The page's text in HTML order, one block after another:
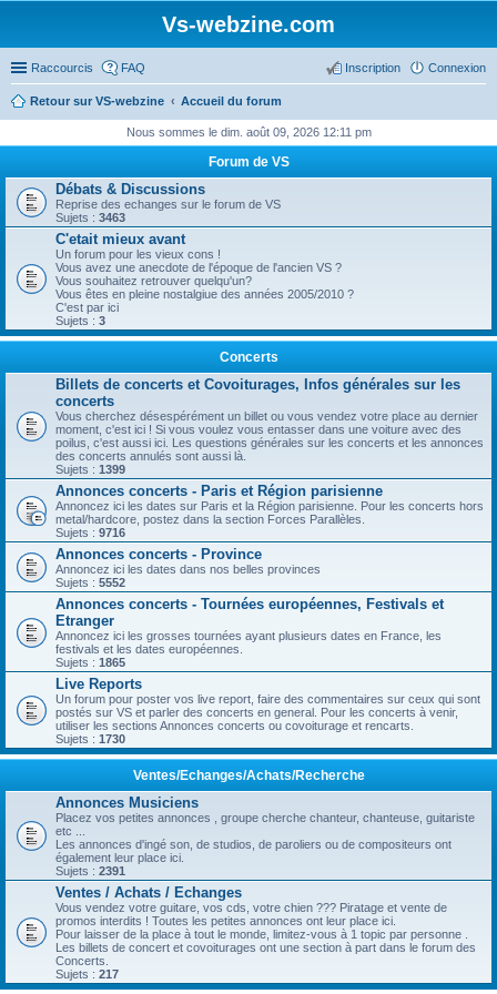
Vs-webzine.com
Raccourcis FAQ Connexion
Inscription
Retour sur VS-webzine Accueil du forum
Nous sommes le dim. août 09, 2026 12:11 pm
Forum de VS
Débats & Discussions
Reprise des echanges sur le forum de VS
Sujets : 3463
C'etait mieux avant
Un forum pour les vieux cons !
Vous avez une anecdote de l'époque de l'ancien VS ?
Vous souhaitez retrouver quelqu'un?
Vous êtes en pleine nostalgiue des années 2005/2010 ?
C'est par ici
Sujets : 3
Concerts
Billets de concerts et Covoiturages, Infos générales sur les
concerts
Vous cherchez désespérément un billet ou vous vendez votre place au dernier
moment, c'est ici ! Si vous voulez vous entasser dans une voiture avec des
poilus, c'est aussi ici. Les questions générales sur les concerts et les annonces
des concerts annulés sont aussi là.
Sujets : 1399
Annonces concerts - Paris et Région parisienne
Annoncez ici les dates sur Paris et la Région parisienne. Pour les concerts hors
metal/hardcore, postez dans la section Forces Parallèles.
Sujets : 9716
Annonces concerts - Province
Annoncez ici les dates dans nos belles provinces
Sujets : 5552
Annonces concerts - Tournées européennes, Festivals et
Etranger
Annoncez ici les grosses tournées ayant plusieurs dates en France, les
festivals et les dates européennes.
Sujets : 1865
Live Reports
Un forum pour poster vos live report, faire des commentaires sur ceux qui sont
postés sur VS et parler des concerts en general. Pour les concerts à venir,
utiliser les sections Annonces concerts ou covoiturage et rencarts.
Sujets : 1730
Ventes/Echanges/Achats/Recherche
Annonces Musiciens
Placez vos petites annonces , groupe cherche chanteur, chanteuse, guitariste
etc ...
Les annonces d'ingé son, de studios, de paroliers ou de compositeurs ont
également leur place ici.
Sujets : 2391
Ventes / Achats / Echanges
Vous vendez votre guitare, vos cds, votre chien ??? Piratage et vente de
promos interdits ! Toutes les petites annonces ont leur place ici.
Pour laisser de la place à tout le monde, limitez-vous à 1 topic par personne .
Les billets de concert et covoiturages ont une section à part dans le forum des
Concerts.
Sujets : 217